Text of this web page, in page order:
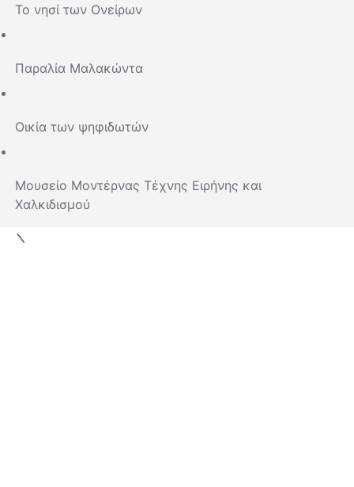
Το νησί των Ονείρων
Παραλία Μαλακώντα
Οικία των ψηφιδωτών
Μουσείο Μοντέρνας Τέχνης Ειρήνης και
Χαλκιδισμού